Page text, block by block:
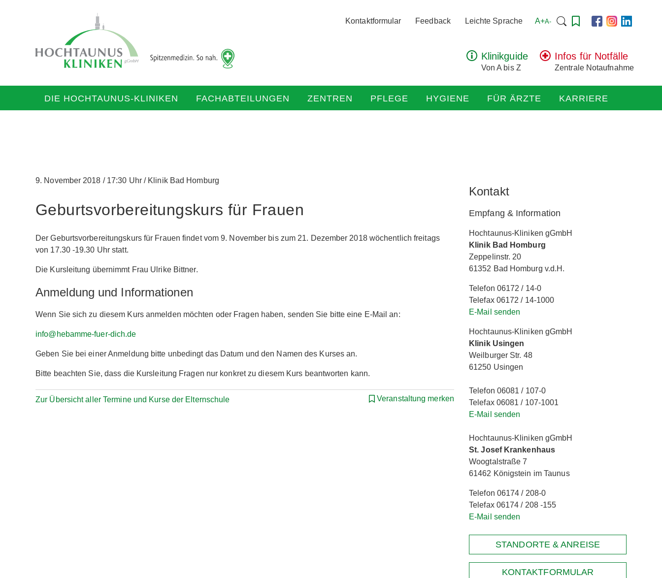
zur
Startseite
Kontaktformular Feedback Leichte Sprache A+A- Suchen
Klinikguide
Von A bis Z
Infos für Notfälle
Zentrale Notaufnahme
DIE HOCHTAUNUS-KLINIKEN FACHABTEILUNGEN ZENTREN PFLEGE HYGIENE FÜR ÄRZTE KARRIERE
9. November 2018 /17:30 Uhr /Klinik Bad Homburg
Geburtsvorbereitungskurs für Frauen
Der Geburtsvorbereitungskurs für Frauen findet vom 9. November bis zum 21. Dezember 2018 wöchentlich freitags
von 17.30 -19.30 Uhr statt.
Die Kursleitung übernimmt Frau Ulrike Bittner.
Anmeldung und Informationen
Wenn Sie sich zu diesem Kurs anmelden möchten oder Fragen haben, senden Sie bitte eine E-Mail an:
info@hebamme-fuer-dich.de
Geben Sie bei einer Anmeldung bitte unbedingt das Datum und den Namen des Kurses an.
Bitte beachten Sie, dass die Kursleitung Fragen nur konkret zu diesem Kurs beantworten kann.
Zur Übersicht aller Termine und Kurse der Elternschule Veranstaltung merken
Kontakt
Empfang & Information
Hochtaunus-Kliniken gGmbH
Klinik Bad Homburg
Zeppelinstr. 20
61352 Bad Homburg v.d.H.
Telefon 06172 / 14-0
Telefax 06172 / 14-1000
E-Mail senden
Hochtaunus-Kliniken gGmbH
Klinik Usingen
Weilburger Str. 48
61250 Usingen
Telefon 06081 / 107-0
Telefax 06081 / 107-1001
E-Mail senden
Hochtaunus-Kliniken gGmbH
St. Josef Krankenhaus
Woogtalstraße 7
61462 Königstein im Taunus
Telefon 06174 / 208-0
Telefax 06174 / 208 -155
E-Mail senden
STANDORTE & ANREISE
KONTAKTFORMULAR